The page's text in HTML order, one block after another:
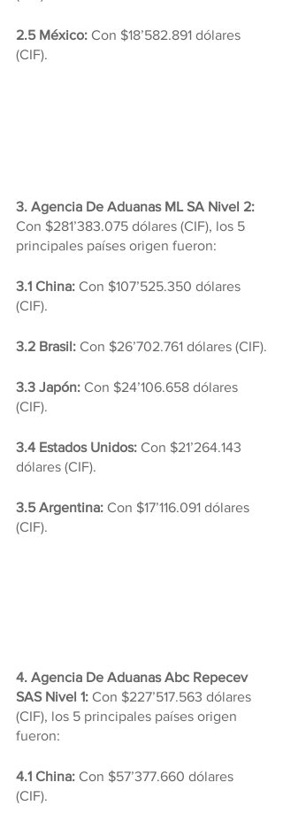
2.5 México: Con $18’582.891 dólares
(CIF).
3. Agencia De Aduanas ML SA Nivel 2:
Con $281’383.075 dólares (CIF), los 5
principales países origen fueron:
3.1 China: Con $107’525.350 dólares
(CIF).
3.2 Brasil: Con $26’702.761 dólares (CIF).
3.3 Japón: Con $24’106.658 dólares
(CIF).
3.4 Estados Unidos: Con $21’264.143
dólares (CIF).
3.5 Argentina: Con $17’116.091 dólares
(CIF).
4. Agencia De Aduanas Abc Repecev
SAS Nivel 1: Con $227’517.563 dólares
(CIF), los 5 principales países origen
fueron:
4.1 China: Con $57’377.660 dólares
(CIF).